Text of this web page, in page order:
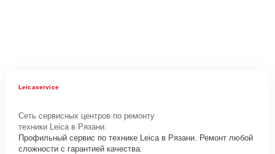
Leicaservice
Сеть сервисных центров по ремонту
техники Leica в Рязани.
Профильный сервис по технике Leica в Рязани. Ремонт любой
сложности с гарантией качества.